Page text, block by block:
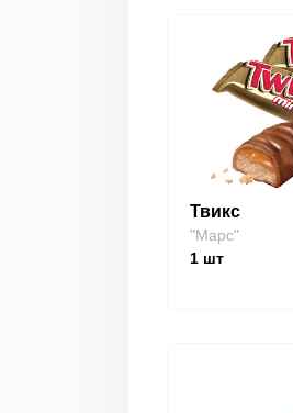
Твикс
"Марс"
1 шт